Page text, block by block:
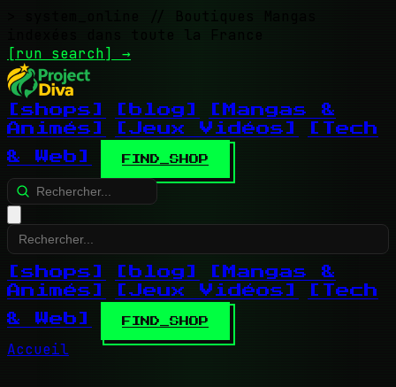
// Boutiques Mangas
indexées dans toute la France
[run search] →
[shops] [blog]
[Mangas &
Animés]
[Jeux Vidéos]
[Tech
& Web]
FIND_SHOP
[shops] [blog]
[Mangas &
Animés]
[Jeux Vidéos]
[Tech
& Web]
FIND_SHOP
Accueil